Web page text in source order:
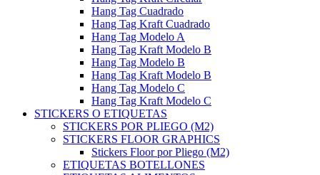
Hang Tag Cuadrado
Hang Tag Kraft Cuadrado
Hang Tag Modelo A
Hang Tag Kraft Modelo B
Hang Tag Modelo B
Hang Tag Kraft Modelo B
Hang Tag Modelo C
Hang Tag Kraft Modelo C
STICKERS O ETIQUETAS
STICKERS POR PLIEGO (M2)
STICKERS FLOOR GRAPHICS
Stickers Floor por Pliego (M2)
ETIQUETAS BOTELLONES